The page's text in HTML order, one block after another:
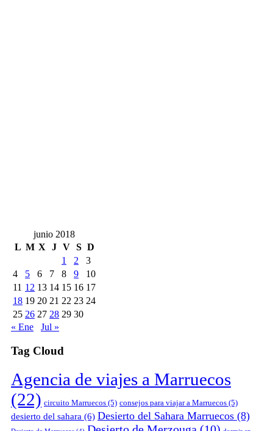
junio 2018
L M X J V S D
1
2
3
4
5 6 7 8 9
10
11 12 13 14 15 16 17
18 19 20 21 22 23 24
25 26 27 28 29 30
« Ene
Jul »
Tag Cloud
Agencia de viajes a Marruecos
(22) circuito Marruecos (5) consejos para viajar a Marruecos (5)
desierto del sahara (6) Desierto del Sahara Marruecos (8)